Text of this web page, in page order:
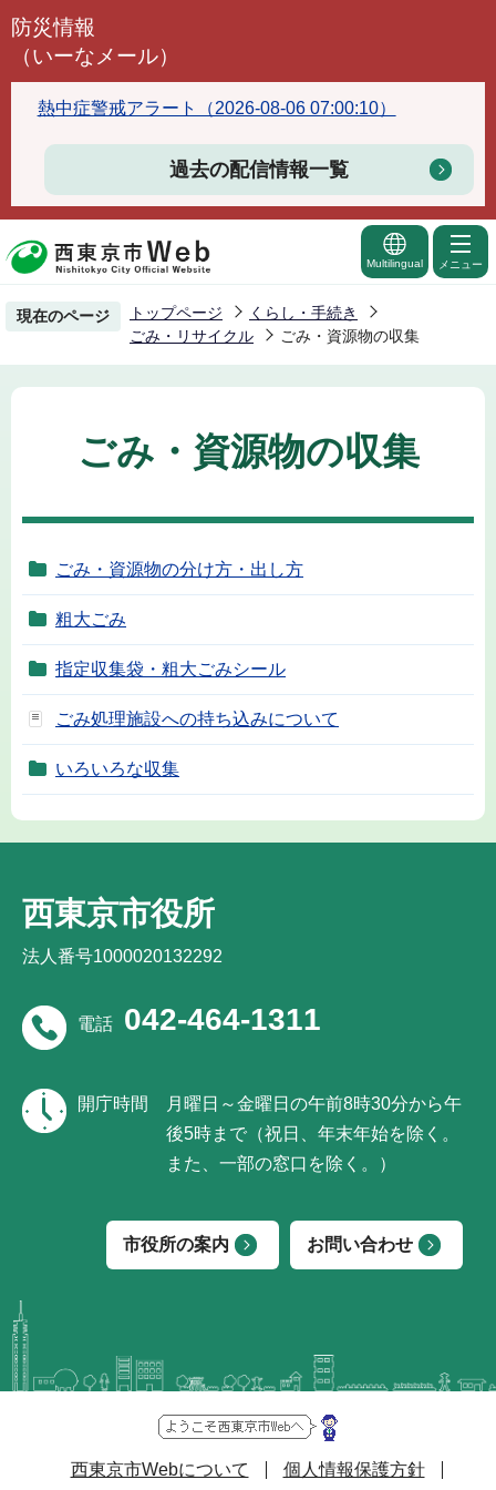
こ
頭
で
防災情報
（いーなメール）
熱中症警戒アラート（2026-08-06 07:00:10）
過去の配信情報一覧
Multilingual メニュー
現在のページ トップページ
くらし・手続き
ごみ・リサイクル
ごみ・資源物の収集
ごみ・資源物の収集
ごみ・資源物の分け方・出し方
粗大ごみ
指定収集袋・粗大ごみシール
ごみ処理施設への持ち込みについて
いろいろな収集
西東京市役所
法人番号1000020132292
電話 042-464-1311
開庁時間
月曜日～金曜日の午前8時30分から午
後5時まで（祝日、年末年始を除く。
また、一部の窓口を除く。）
市役所の案内 お問い合わせ
西東京市Webについて 個人情報保護方針